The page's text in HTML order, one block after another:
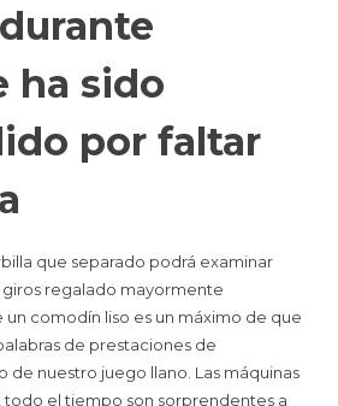
ha sido
por faltar
que separado podrá examinar
regalado mayormente
un comodín liso es un máximo de que
de prestaciones de
de nuestro juego llano. Las máquinas
el tiempo son sorprendentes a